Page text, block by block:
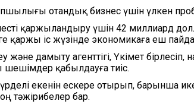
отандық бизнес үшін үлкен
қаржыландыру үшін 42 миллиард
қаржы іс жүзінде экономикаға еш
дамыту агенттігі, Үкімет бірлесіп,
шешімдер қабылдауға тиіс.
екенін ескере отырып, барынша
тәжірибелер бар.